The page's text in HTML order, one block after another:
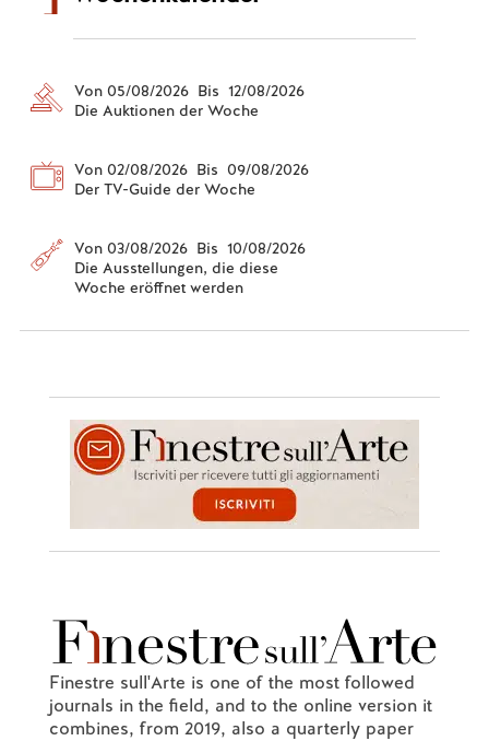
Von 05/08/2026 Bis 12/08/2026
Die Auktionen der Woche
Von 02/08/2026 Bis 09/08/2026
Der TV-Guide der Woche
Von 03/08/2026 Bis 10/08/2026
Die Ausstellungen, die diese
Woche eröffnet werden
Finestre sull'Arte is one of the most followed
journals in the field, and to the online version it
combines, from 2019, also a quarterly paper